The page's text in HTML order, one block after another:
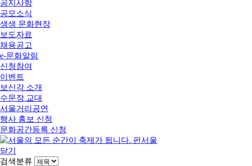
공지사항
공모소식
생생 문화현장
보도자료
채용공고
e-문화알림
신청참여
이벤트
보신각 소개
수문장 교대
서울거리공연
행사 홍보 신청
문화공간등록 신청
닫기
검색분류